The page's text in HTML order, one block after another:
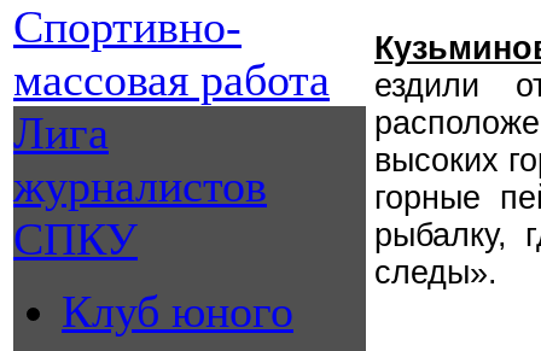
Спортивно-
массовая работа
Лига
журналистов
СПКУ
Клуб юного
ездили
высоких
горные
рыбалку,
следы».